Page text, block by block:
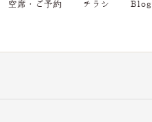
空席・ご予約 チラシ Blog